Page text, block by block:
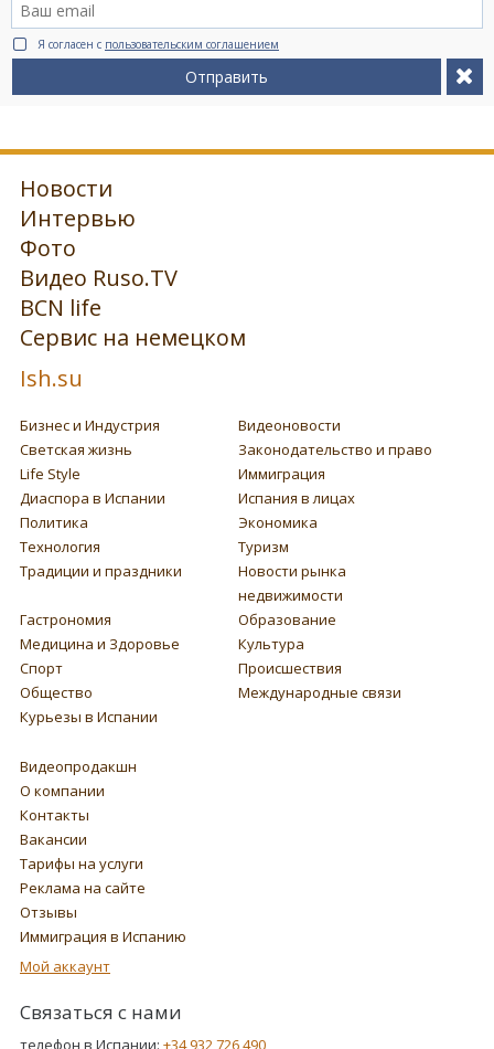
Я согласен с пользовательским соглашением
Отправить
Новости
Интервью
Фото
Видео Ruso.TV
BCN life
Сервис на немецком
Ish.su
Бизнес и Индустрия
Видеоновости
Светская жизнь
Законодательство и право
Life Style
Иммиграция
Диаспора в Испании
Испания в лицах
Политика
Экономика
Технология
Туризм
Традиции и праздники
Новости рынка
недвижимости
Гастрономия
Образование
Медицина и Здоровье
Культура
Спорт
Происшествия
Общество
Международные связи
Курьезы в Испании
Видеопродакшн
О компании
Контакты
Вакансии
Тарифы на услуги
Реклама на сайте
Отзывы
Иммиграция в Испанию
Мой аккаунт
Связаться с нами
телефон в Испании: +34 932 726 490